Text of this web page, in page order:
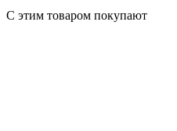
С этим товаром покупают